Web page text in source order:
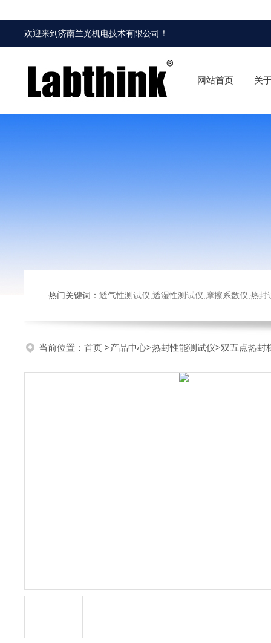
欢迎来到济南兰光机电技术有限公司 ！
网站首页 关
热门关键词： 透气性测试仪,透湿性测试仪,摩擦系数仪,热封试验仪,
当前位置： 首页 >产品中心>热封性能测试仪>双五点热封